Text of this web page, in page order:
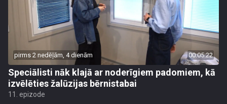
pirms 2 nedēļām, 4 dienām 00:05:22
Speciālisti nāk klajā ar noderīgiem padomiem, kā
izvēlēties žalūzijas bērnistabai
11. epizode